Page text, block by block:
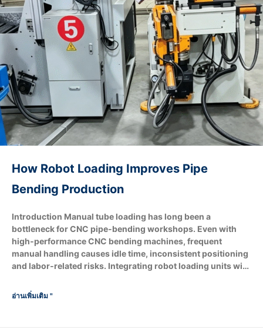
How Robot Loading Improves Pipe
Bending Production
Introduction Manual tube loading has long been a
bottleneck for CNC pipe‑bending workshops. Even with
high‑performance CNC bending machines, frequent
manual handling causes idle time, inconsistent positioning
and labor‑related risks. Integrating robot loading units with
quality, workplace safety and overall operational cost.
อ่านเพิ่มเติม "